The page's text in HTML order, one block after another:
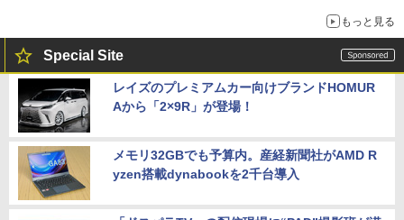
もっと見る
Special Site
レイズのプレミアムカー向けブランドHOMUR
Aから「2×9R」が登場！
メモリ32GBでも予算内。産経新聞社がAMD R
yzen搭載dynabookを2千台導入